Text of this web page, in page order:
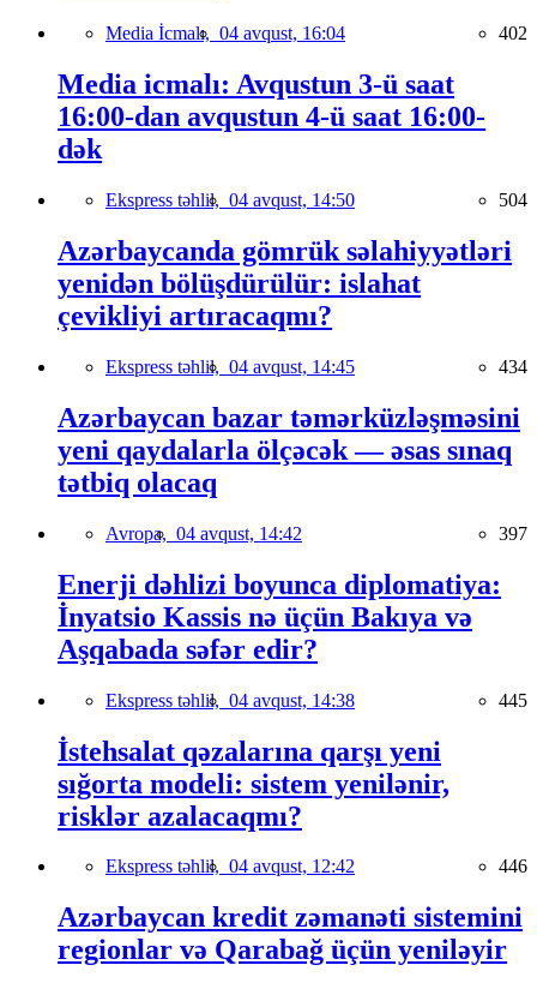
Media İcmalı, 04 avqust, 16:04 402
Media icmalı: Avqustun 3-ü saat
16:00-dan avqustun 4-ü saat 16:00-
dək
Ekspress təhlil, 04 avqust, 14:50 504
Azərbaycanda gömrük səlahiyyətləri
yenidən bölüşdürülür: islahat
çevikliyi artıracaqmı?
Ekspress təhlil, 04 avqust, 14:45 434
Azərbaycan bazar təmərküzləşməsini
yeni qaydalarla ölçəcək — əsas sınaq
tətbiq olacaq
Avropa, 04 avqust, 14:42 397
Enerji dəhlizi boyunca diplomatiya:
İnyatsio Kassis nə üçün Bakıya və
Aşqabada səfər edir?
Ekspress təhlil, 04 avqust, 14:38 445
İstehsalat qəzalarına qarşı yeni
sığorta modeli: sistem yenilənir,
risklər azalacaqmı?
Ekspress təhlil, 04 avqust, 12:42 446
Azərbaycan kredit zəmanəti sistemini
regionlar və Qarabağ üçün yeniləyir